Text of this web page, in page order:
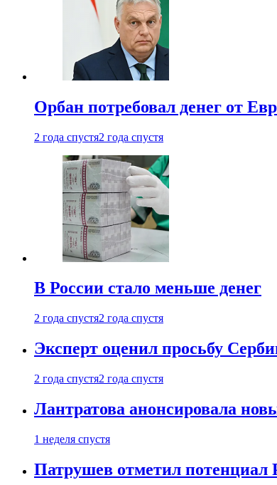
Орбан потребовал денег от
2 года спустя2 года спустя
В России стало меньше денег
2 года спустя2 года спустя
Эксперт оценил просьбу
2 года спустя2 года спустя
Лантратова анонсировала
1 неделя спустя
Патрушев отметил потенциал